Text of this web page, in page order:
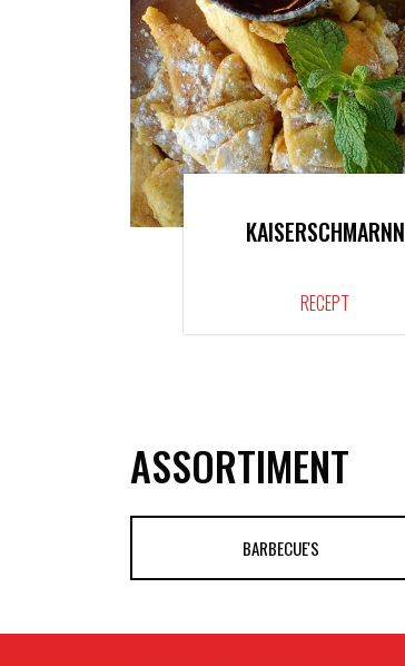
KAISERSCHMARNN
RECEPT
ASSORTIMENT
BARBECUE'S